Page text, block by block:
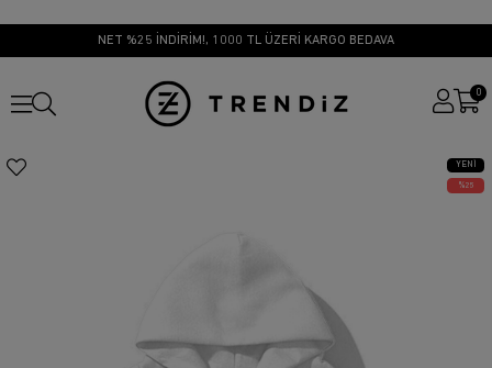
NET %25 İNDİRİM!, 1000 TL ÜZERİ KARGO BEDAVA
0
YENI
ÜRÜN
25